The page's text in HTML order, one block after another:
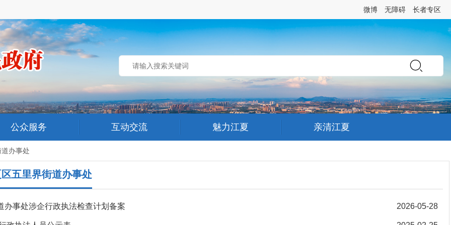
微博 无障碍 长者专区
公众服务 互动交流 魅力江夏 亲清江夏
办事处
五里界街道办事处
2026-05-28
办事处涉企行政执法检查计划备案